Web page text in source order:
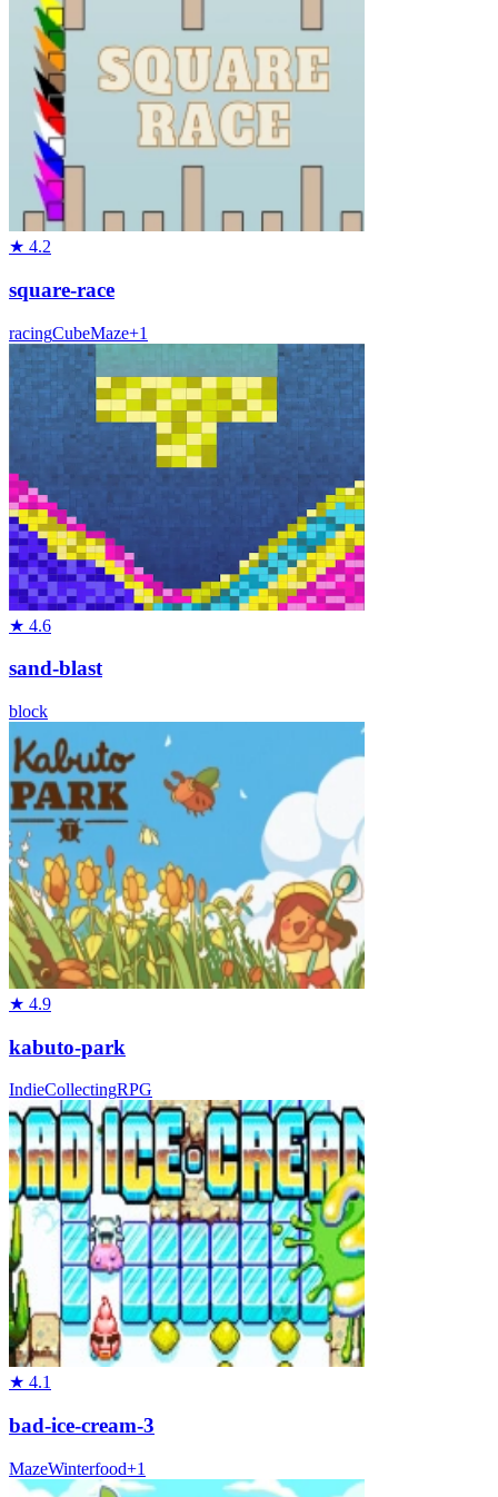
★ 4.2
square-race
racingCubeMaze+1
★ 4.6
sand-blast
block
★ 4.9
kabuto-park
IndieCollectingRPG
★ 4.1
bad-ice-cream-3
MazeWinterfood+1